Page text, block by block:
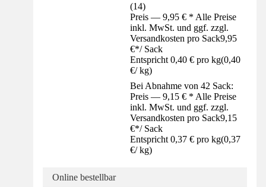
(14)
Preis — 9,95 € * Alle Preise
inkl. MwSt. und ggf. zzgl.
Versandkosten pro Sack9,95
€*/ Sack
Entspricht 0,40 € pro kg(0,40
€/ kg)
Bei Abnahme von 42 Sack:
Preis — 9,15 € * Alle Preise
inkl. MwSt. und ggf. zzgl.
Versandkosten pro Sack9,15
€*/ Sack
Entspricht 0,37 € pro kg(0,37
€/ kg)
Online bestellbar